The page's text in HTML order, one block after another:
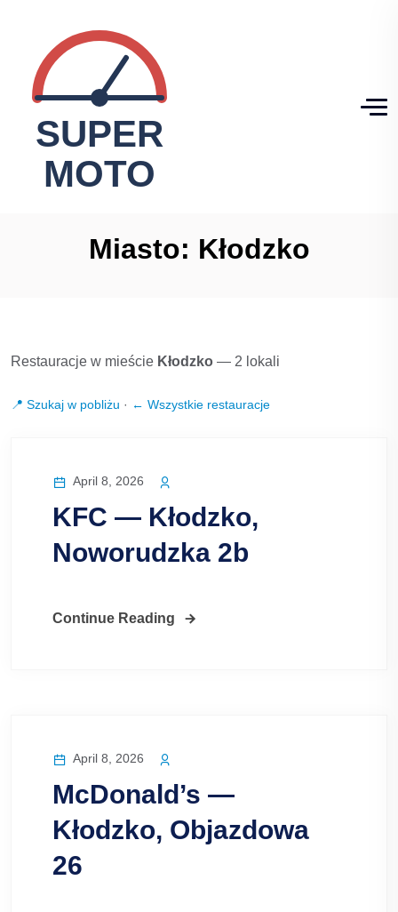
Miasto: Kłodzko
Restauracje w mieście Kłodzko — 2 lokali
📍 Szukaj w pobliżu · ← Wszystkie restauracje
April 8, 2026
KFC — Kłodzko,
Noworudzka 2b
Continue Reading
April 8, 2026
McDonald’s —
Kłodzko, Objazdowa
26